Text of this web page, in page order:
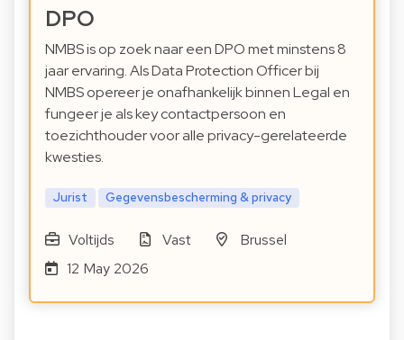
DPO
NMBS is op zoek naar een DPO met minstens 8
jaar ervaring. Als Data Protection Officer bij
NMBS opereer je onafhankelijk binnen Legal en
fungeer je als key contactpersoon en
toezichthouder voor alle privacy-gerelateerde
kwesties.
Jurist Gegevensbescherming & privacy
Voltijds Vast
Brussel
12 May 2026